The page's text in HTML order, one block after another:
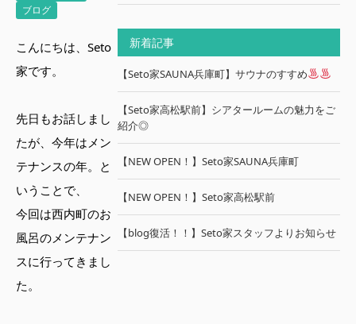
ブログ
こんにちは、Seto
家です。
先日もお話しまし
たが、今年はメン
テナンスの年。と
いうことで、
今回は西内町のお
風呂のメンテナン
スに行ってきまし
た。
新着記事
【Seto家SAUNA兵庫町】サウナのすすめ
【Seto家高松駅前】シアタールームの魅力をご
紹介◎
【NEW OPEN！】Seto家SAUNA兵庫町
【NEW OPEN！】Seto家高松駅前
【blog復活！！】Seto家スタッフよりお知らせ